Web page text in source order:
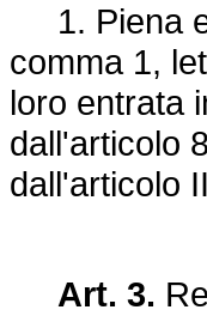
1. Piena
comma 1,
loro entrata
dall'articolo
dall'articolo
Art. 3.